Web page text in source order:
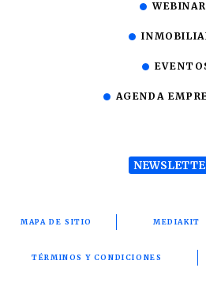
AGENDA
MAPA DE SITIO MEDIAKIT
TÉRMINOS Y CONDICIONES